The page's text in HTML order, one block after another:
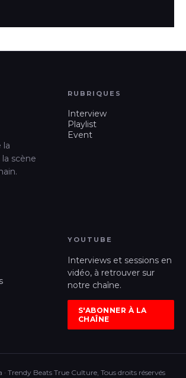
la
scène
RUBRIQUES
Interview
Playlist
Event
YOUTUBE
Interviews et sessions en
vidéo, à retrouver sur
notre chaîne.
S'ABONNER À LA
CHAÎNE
Trendy Beats True Culture, Tous droits réservés